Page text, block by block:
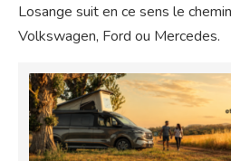
Losange suit en ce sens le
Volkswagen, Ford ou Mercedes.